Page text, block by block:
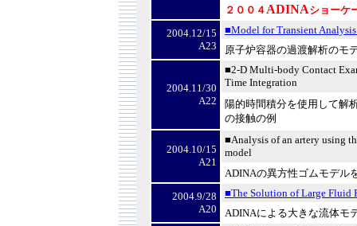
２００４ ADINAショーケ
2004.12/15
A23
■Model for Transient Analysis
原子炉容器の過渡解析のモ
2004.11/30
A22
■2-D Multi-body Contact
Time Integration
陽的時間積分を使用して解
の接触の例
2004.10/15
A21
■Analysis of an artery using
model
ADINAの異方性ゴムモデル
2004.9/28
A20
■The Solution of Large Fluid
ADINAによる大きな流体モ